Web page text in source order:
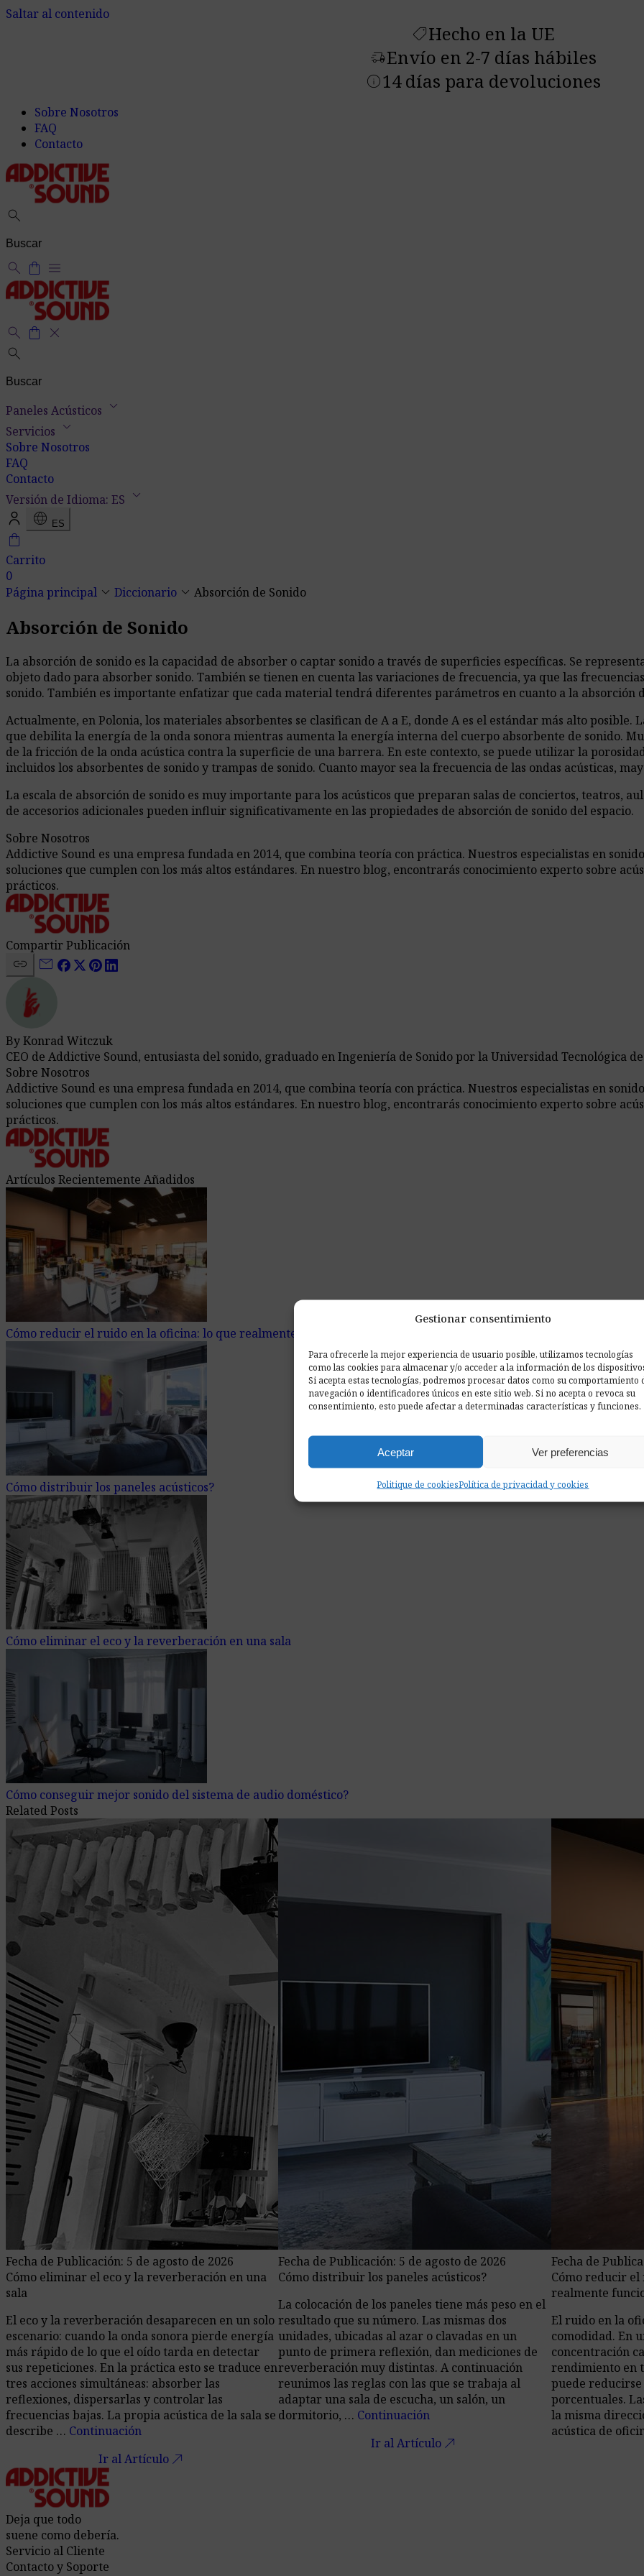
Gestionar consentimiento
Para ofrecerle la mejor experiencia de usuario posible, utilizamos tecnologías
como las cookies para almacenar y/o acceder a la información de los
Si acepta estas tecnologías, podremos procesar datos como su comportamiento
navegación o identificadores únicos en este sitio web. Si no acepta o revoca su
consentimiento, esto puede afectar a determinadas características y funciones.
Aceptar Ver preferencias
Politique de cookiesPolítica de privacidad y cookies
Saltar al contenido
shoppingmodeHecho en la UE
delivery_truck_speedEnvío en 2-7 días hábiles
info14 días para devoluciones
Sobre Nosotros
FAQ
Contacto
search
search shopping_bag menu
search shopping_bag close
search
Paneles Acústicos keyboard_arrow_down
Servicios keyboard_arrow_down
Sobre Nosotros
FAQ
Contacto
Versión de Idioma: ES keyboard_arrow_down
language ES
shopping_bag
Carrito
0
Página principal keyboard_arrow_down Diccionario keyboard_arrow_down Absorción de Sonido
Absorción de Sonido
La absorción de sonido es la capacidad de absorber o captar sonido a través de superficies específicas. Se
objeto dado para absorber sonido. También se tienen en cuenta las variaciones de frecuencia, ya que las
sonido. También es importante enfatizar que cada material tendrá diferentes parámetros en cuanto a la absorción
Actualmente, en Polonia, los materiales absorbentes se clasifican de A a E, donde A es el estándar más alto posible.
que debilita la energía de la onda sonora mientras aumenta la energía interna del cuerpo absorbente de sonido.
de la fricción de la onda acústica contra la superficie de una barrera. En este contexto, se puede utilizar la
incluidos los absorbentes de sonido y trampas de sonido. Cuanto mayor sea la frecuencia de las ondas acústicas,
La escala de absorción de sonido es muy importante para los acústicos que preparan salas de conciertos, teatros,
de accesorios adicionales pueden influir significativamente en las propiedades de absorción de sonido del espacio.
Sobre Nosotros
Addictive Sound es una empresa fundada en 2014, que combina teoría con práctica. Nuestros especialistas en
soluciones que cumplen con los más altos estándares. En nuestro blog, encontrarás conocimiento experto sobre
prácticos.
Compartir Publicación
link mail
By Konrad Witczuk
CEO de Addictive Sound, entusiasta del sonido, graduado en Ingeniería de Sonido por la Universidad Tecnológica
Sobre Nosotros
Addictive Sound es una empresa fundada en 2014, que combina teoría con práctica. Nuestros especialistas en
soluciones que cumplen con los más altos estándares. En nuestro blog, encontrarás conocimiento experto sobre
prácticos.
Artículos Recientemente Añadidos
Cómo reducir el ruido en la oficina: lo que realmente funciona?
Cómo distribuir los paneles acústicos?
Cómo eliminar el eco y la reverberación en una sala
Cómo conseguir mejor sonido del sistema de audio doméstico?
Related Posts
Fecha de Publicación: 5 de agosto de 2026
Cómo eliminar el eco y la reverberación en una
sala
El eco y la reverberación desaparecen en un solo
escenario: cuando la onda sonora pierde energía
más rápido de lo que el oído tarda en detectar
sus repeticiones. En la práctica esto se traduce en
tres acciones simultáneas: absorber las
reflexiones, dispersarlas y controlar las
frecuencias bajas. La propia acústica de la sala se
describe … Continuación
Ir al Artículocall_made
Fecha de Publicación: 5 de agosto de 2026
Cómo distribuir los paneles acústicos?
La colocación de los paneles tiene más peso en el
resultado que su número. Las mismas dos
unidades, ubicadas al azar o clavadas en un
punto de primera reflexión, dan mediciones de
reverberación muy distintas. A continuación
reunimos las reglas con las que se trabaja al
adaptar una sala de escucha, un salón, un
dormitorio, … Continuación
Ir al Artículo call_made
Fecha de
Cómo reducir
realmente
El ruido en la
comodidad. En
concentración
rendimiento en
puede reducirse
porcentuales.
la misma
acústica de
Deja que todo
suene como debería.
Servicio al Cliente
Contacto y Soporte